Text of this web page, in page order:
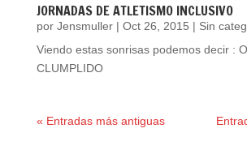
JORNADAS DE ATLETISMO INCLUSIVO
por Jensmuller| Oct 26, 2015 | Sin
Viendo estas sonrisas podemos decir :
CLUMPLIDO
« Entradas más antiguas